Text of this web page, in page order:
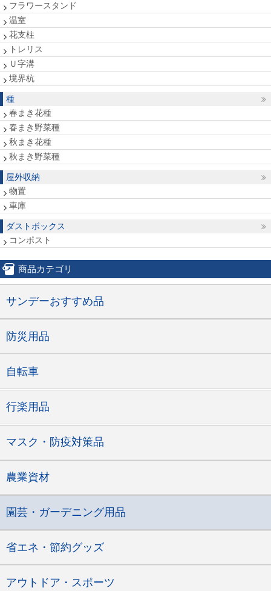
フラワースタンド
温室
花支柱
トレリス
Ｕ字溝
境界杭
種
春まき花種
春まき野菜種
秋まき花種
秋まき野菜種
屋外収納
物置
車庫
ダストボックス
コンポスト
商品カテゴリ
サンデーおすすめ品
防災用品
自転車
行楽用品
マスク・防疫対策品
農業資材
園芸・ガーデニング用品
省エネ・節約グッズ
アウトドア・スポーツ